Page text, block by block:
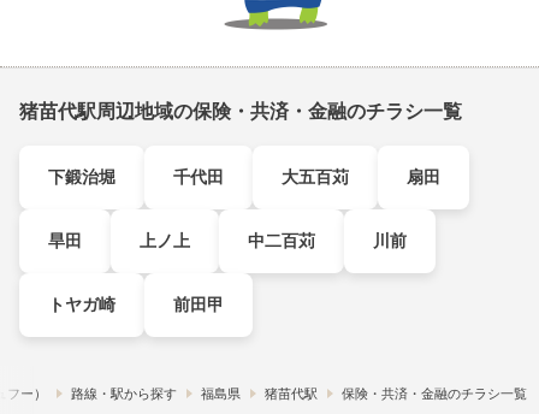
猪苗代駅周辺地域の保険・共済・金融のチラシ一覧
下鍛治堀 千代田 大五百苅 扇田
旱田 上ノ上 中二百苅 川前
トヤガ崎 前田甲
ー） 路線・駅から探す 福島県 猪苗代駅 保険・共済・金融のチラシ一覧